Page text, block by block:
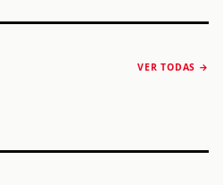
VER TODAS →
anuncia “Reality